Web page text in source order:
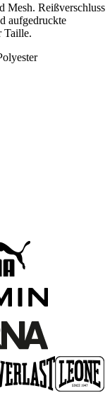
Mesh. Reißverschluss
aufgedruckte
Taille.